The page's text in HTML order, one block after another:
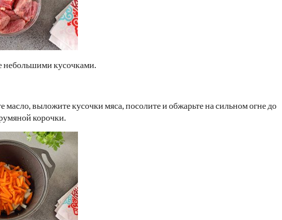
небольшими кусочками.
масло, выложите кусочки мяса, посолите и обжарьте на сильном огне до
корочки.